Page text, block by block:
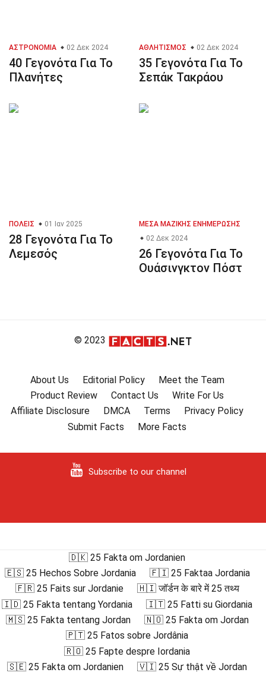
ΑΣΤΡΟΝΟΜΊΑ 02 Δεκ 2024
40 Γεγονότα Για Το
Πλανήτες
ΑΘΛΗΤΙΣΜΌΣ 02 Δεκ 2024
35 Γεγονότα Για Το
Σεπάκ Τακράου
ΠΌΛΕΙΣ 01 Ιαν 2025
28 Γεγονότα Για Το
Λεμεσός
ΜΈΣΑ ΜΑΖΙΚΉΣ ΕΝΗΜΈΡΩΣΗΣ
02 Δεκ 2024
26 Γεγονότα Για Το
Ουάσινγκτον Πόστ
© 2023
About Us Editorial Policy
Meet the Team
Product Review
Contact Us
Write For Us
Affiliate Disclosure
DMCA Terms
Privacy Policy
Submit Facts
More Facts
Subscribe to our channel
🇩🇰 25 Fakta om Jordanien
🇪🇸 25 Hechos Sobre Jordania
🇫🇮 25 Faktaa Jordania
🇫🇷 25 Faits sur Jordanie
🇭🇮 जॉर्डन के बारे में 25 तथ्य
🇮🇩 25 Fakta tentang Yordania
🇮🇹 25 Fatti su Giordania
🇲🇸 25 Fakta tentang Jordan
🇳🇴 25 Fakta om Jordan
🇵🇹 25 Fatos sobre Jordânia
🇷🇴 25 Fapte despre Iordania
🇸🇪 25 Fakta om Jordanien
🇻🇮 25 Sự thật về Jordan